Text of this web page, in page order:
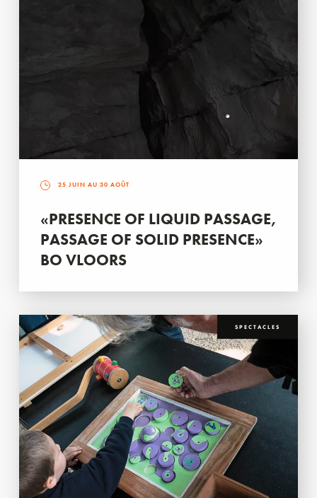
25 JUIN AU 30 AOÛT
«PRESENCE OF LIQUID PASSAGE,
PASSAGE OF SOLID PRESENCE»
BO VLOORS
SPECTACLES